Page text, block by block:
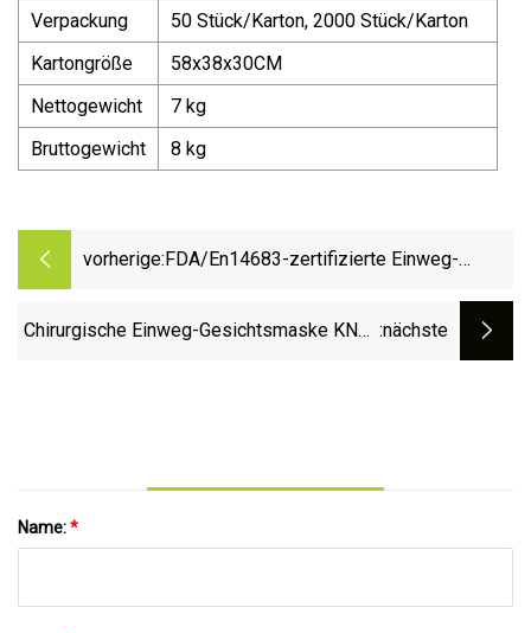
Verpackung
50 Stück/Karton, 2000 Stück/Karton
Kartongröße
58x38x30CM
Nettogewicht
7 kg
Bruttogewicht
8 kg
vorherige: FDA/En14683-zertifizierte Einweg-
mit Ohrbügel, 3-fach chirurgische Einweg-
Chirurgische Einweg-Gesichtsmaske KN95 :nächste
Name:*